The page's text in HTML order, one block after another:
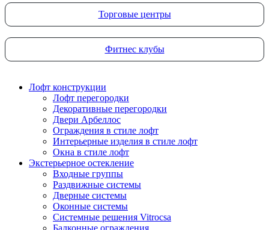
Торговые центры
Фитнес клубы
Лофт конструкции
Лофт перегородки
Декоративные перегородки
Двери Арбеллос
Ограждения в стиле лофт
Интерьерные изделия в стиле лофт
Окна в стиле лофт
Экстерьерное остекление
Входные группы
Раздвижные системы
Дверные системы
Оконные системы
Системные решения Vitrocsa
Балконные ограждения